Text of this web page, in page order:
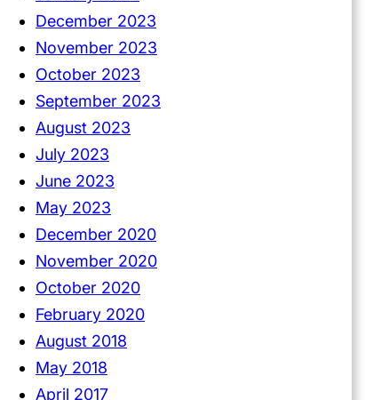
December 2023
November 2023
October 2023
September 2023
August 2023
July 2023
June 2023
May 2023
December 2020
November 2020
October 2020
February 2020
August 2018
May 2018
April 2017